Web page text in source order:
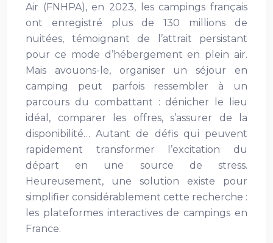
Air (FNHPA), en 2023, les campings français
ont enregistré plus de 130 millions de
nuitées, témoignant de l’attrait persistant
pour ce mode d’hébergement en plein air.
Mais avouons-le, organiser un séjour en
camping peut parfois ressembler à un
parcours du combattant : dénicher le lieu
idéal, comparer les offres, s’assurer de la
disponibilité… Autant de défis qui peuvent
rapidement transformer l’excitation du
départ en une source de stress.
Heureusement, une solution existe pour
simplifier considérablement cette recherche :
les plateformes interactives de campings en
France.